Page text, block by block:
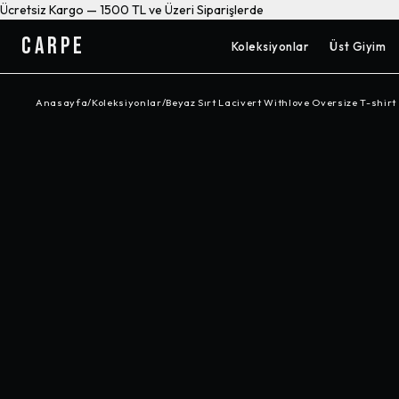
Ücretsiz Kargo — 1500 TL ve Üzeri Siparişlerde
CARPE Koleksiyonlar Üst Giyim
Anasayfa/Koleksiyonlar/Beyaz Sırt Lacivert Withlove Oversize T-shirt